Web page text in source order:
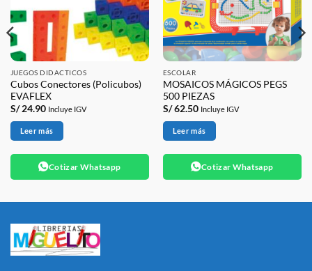
JUEGOS DIDACTICOS
Cubos Conectores (Policubos)
EVAFLEX
S/24.90 Incluye IGV
Leer más
Cotizar Whatsapp
ESCOLAR
MOSAICOS MÁGICOS PEGS
500 PIEZAS
S/62.50 Incluye IGV
Leer más
Cotizar Whatsapp